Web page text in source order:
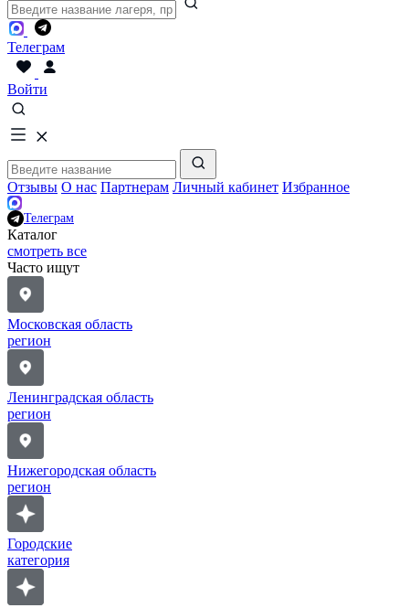
Телеграм
Войти
Отзывы О нас Партнерам Личный кабинет Избранное
Телеграм
Каталог
смотреть все
Часто ищут
Московская область
регион
Ленинградская область
регион
Нижегородская область
регион
Городские
категория